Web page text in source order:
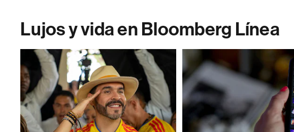
Lujos y vida en Bloomberg Línea